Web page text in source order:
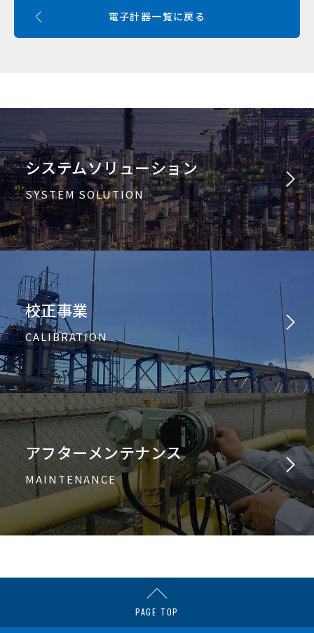
電子計器一覧に戻る
システムソリューション
SYSTEM SOLUTION
校正事業
CALIBRATION
アフターメンテナンス
MAINTENANCE
PAGE TOP